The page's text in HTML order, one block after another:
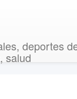
deportes
salud